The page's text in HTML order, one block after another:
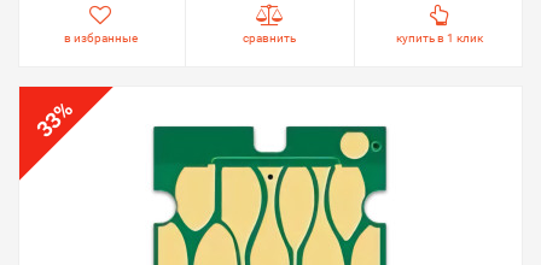
в избранные сравнить купить в 1 клик
33
%